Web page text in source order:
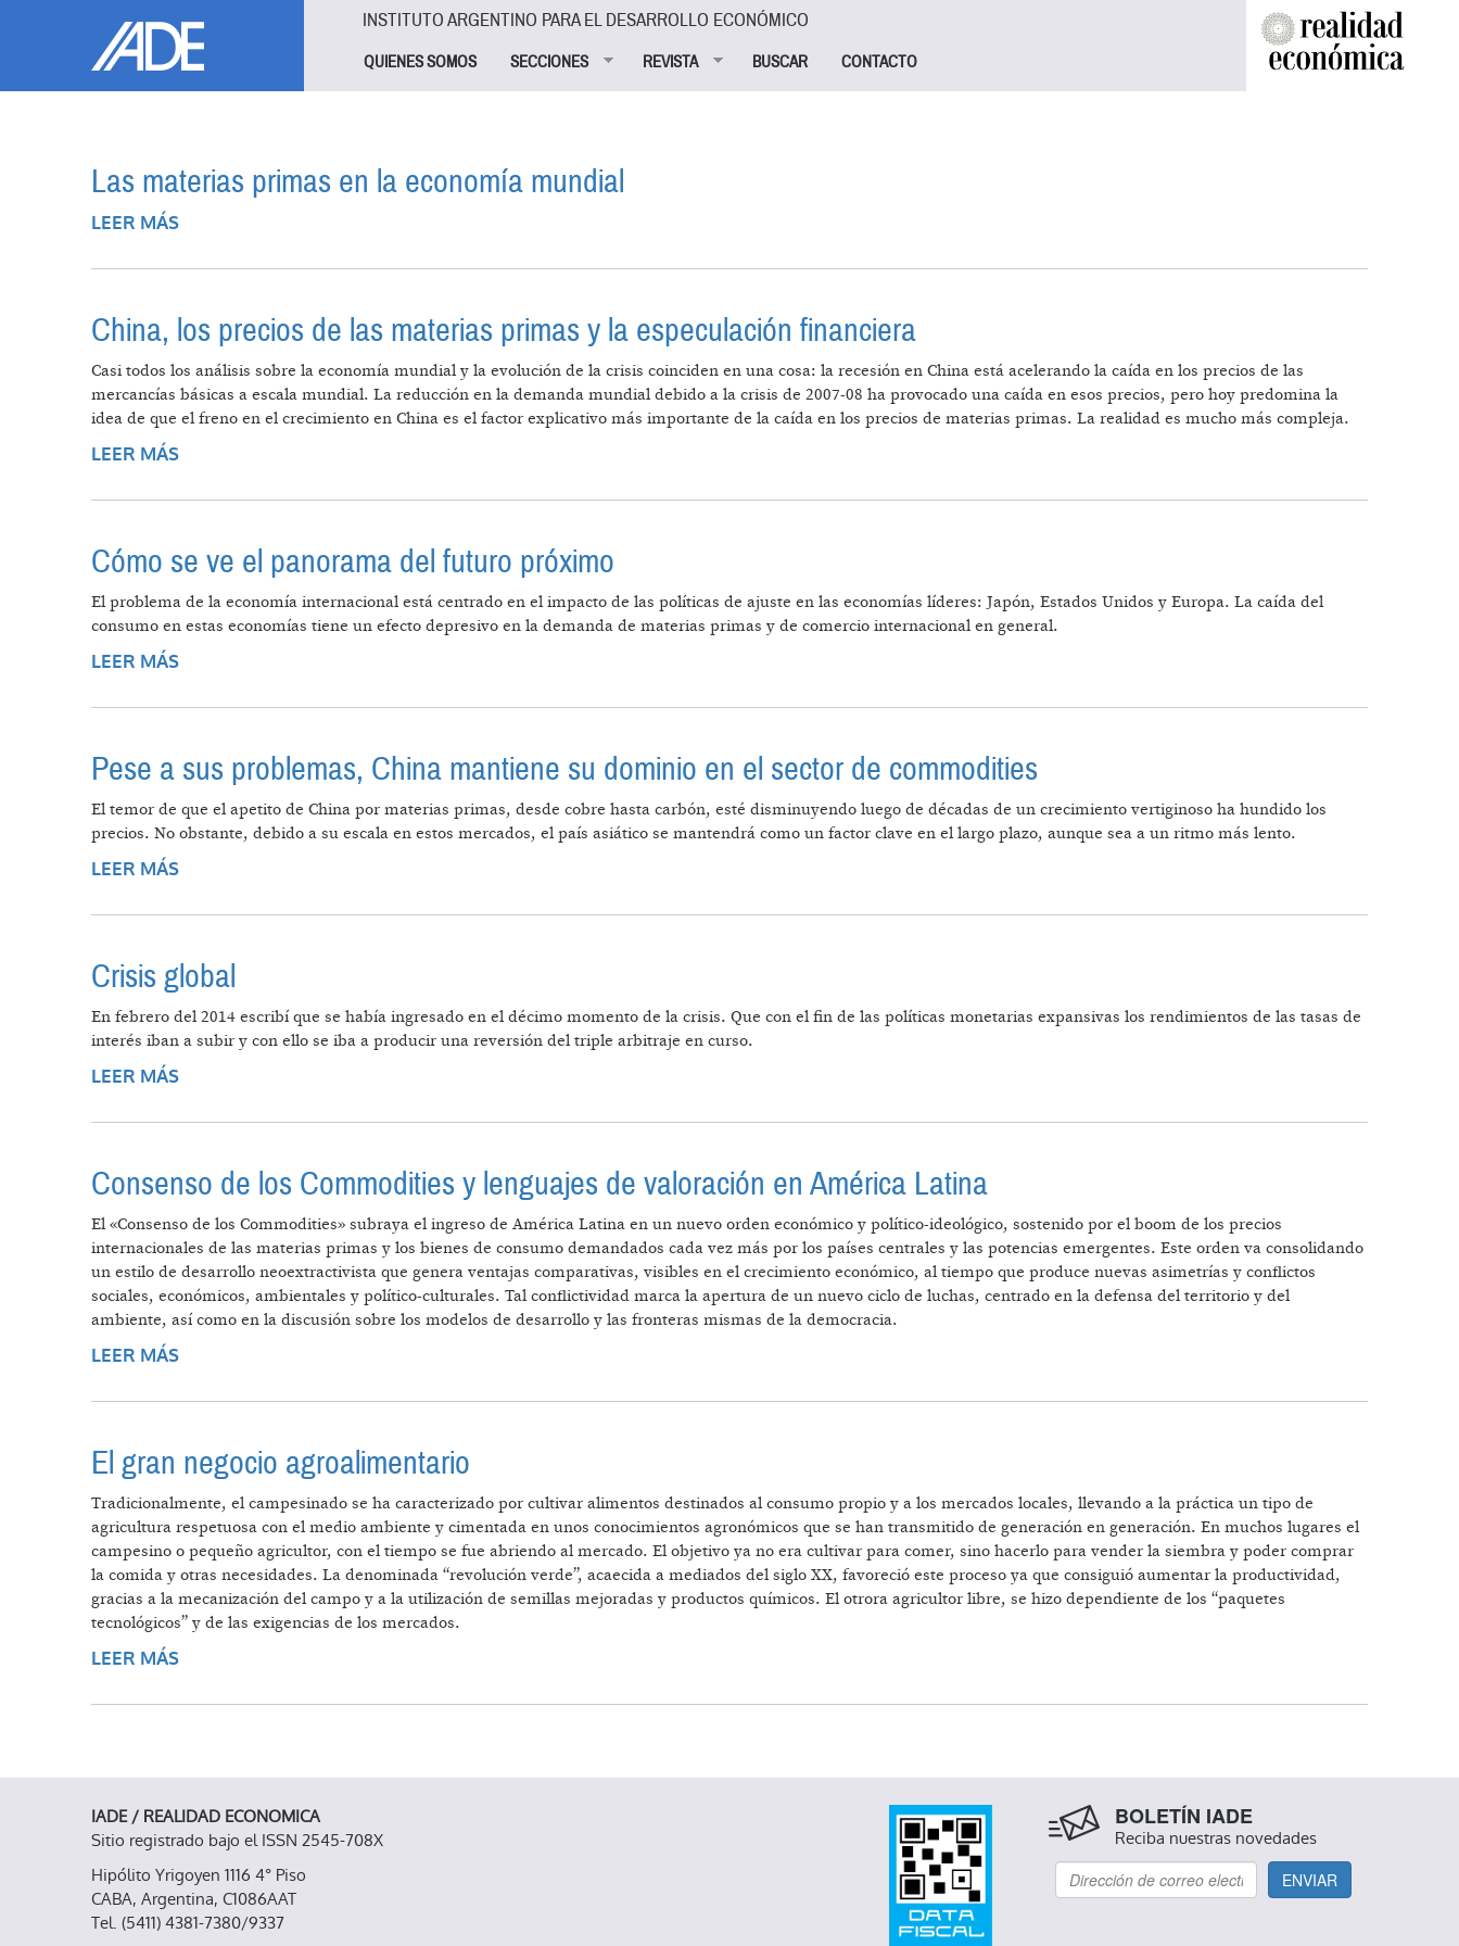
INSTITUTO ARGENTINO PARA EL DESARROLLO ECONÓMICO
QUIENES SOMOS SECCIONES REVISTA BUSCAR CONTACTO
Las materias primas en la economía mundial
LEER MÁS
China, los precios de las materias primas y la especulación financiera
Casi todos los análisis sobre la economía mundial y la evolución de la crisis coinciden en una cosa: la recesión en China está acelerando la caída en los precios de las
mercancías básicas a escala mundial. La reducción en la demanda mundial debido a la crisis de 2007-08 ha provocado una caída en esos precios, pero hoy predomina la
idea de que el freno en el crecimiento en China es el factor explicativo más importante de la caída en los precios de materias primas. La realidad es mucho más compleja.
LEER MÁS
Cómo se ve el panorama del futuro próximo
El problema de la economía internacional está centrado en el impacto de las políticas de ajuste en las economías líderes: Japón, Estados Unidos y Europa. La caída del
consumo en estas economías tiene un efecto depresivo en la demanda de materias primas y de comercio internacional en general.
LEER MÁS
Pese a sus problemas, China mantiene su dominio en el sector de commodities
El temor de que el apetito de China por materias primas, desde cobre hasta carbón, esté disminuyendo luego de décadas de un crecimiento vertiginoso ha hundido los
precios. No obstante, debido a su escala en estos mercados, el país asiático se mantendrá como un factor clave en el largo plazo, aunque sea a un ritmo más lento.
LEER MÁS
Crisis global
En febrero del 2014 escribí que se había ingresado en el décimo momento de la crisis. Que con el fin de las políticas monetarias expansivas los rendimientos de las tasas de
interés iban a subir y con ello se iba a producir una reversión del triple arbitraje en curso.
LEER MÁS
Consenso de los Commodities y lenguajes de valoración en América Latina
El «Consenso de los Commodities» subraya el ingreso de América Latina en un nuevo orden económico y político-ideológico, sostenido por el boom de los precios
internacionales de las materias primas y los bienes de consumo demandados cada vez más por los países centrales y las potencias emergentes. Este orden va consolidando
un estilo de desarrollo neoextractivista que genera ventajas comparativas, visibles en el crecimiento económico, al tiempo que produce nuevas asimetrías y conflictos
sociales, económicos, ambientales y político-culturales. Tal conflictividad marca la apertura de un nuevo ciclo de luchas, centrado en la defensa del territorio y del
ambiente, así como en la discusión sobre los modelos de desarrollo y las fronteras mismas de la democracia.
LEER MÁS
El gran negocio agroalimentario
Tradicionalmente, el campesinado se ha caracterizado por cultivar alimentos destinados al consumo propio y a los mercados locales, llevando a la práctica un tipo de
agricultura respetuosa con el medio ambiente y cimentada en unos conocimientos agronómicos que se han transmitido de generación en generación. En muchos lugares el
campesino o pequeño agricultor, con el tiempo se fue abriendo al mercado. El objetivo ya no era cultivar para comer, sino hacerlo para vender la siembra y poder comprar
la comida y otras necesidades. La denominada “revolución verde”, acaecida a mediados del siglo XX, favoreció este proceso ya que consiguió aumentar la productividad,
gracias a la mecanización del campo y a la utilización de semillas mejoradas y productos químicos. El otrora agricultor libre, se hizo dependiente de los “paquetes
tecnológicos” y de las exigencias de los mercados.
LEER MÁS
IADE / REALIDAD ECONOMICA
Sitio registrado bajo el ISSN 2545-708X
Hipólito Yrigoyen 1116 4° Piso
CABA, Argentina, C1086AAT
Tel. (5411) 4381-7380/9337
BOLETÍN IADE
Reciba nuestras novedades
ENVIAR